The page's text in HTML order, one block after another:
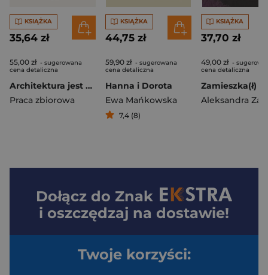
KSIĄŻKA
35,64 zł
55,00 zł - sugerowana
cena detaliczna
Architektura jest najważniejsza. Architektura utracona. Tom 9
Praca zbiorowa
KSIĄŻKA
44,75 zł
59,90 zł - sugerowana
cena detaliczna
Hanna i Dorota
Ewa Mańkowska
7,4 (8)
KSIĄŻKA
37,70 zł
49,00 zł -
cena detaliczna
Dołącz do Znak
i oszczędzaj na dostawie!
Twoje korzyści: